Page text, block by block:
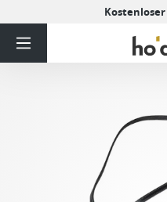
Kostenloser